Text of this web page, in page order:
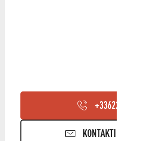
+336227889
KONTAKTIEREN SIE UNS